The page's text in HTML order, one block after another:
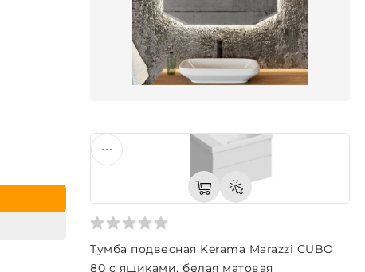
Тумба подвесная Kerama Marazzi CUBO
80 с ящиками, белая матовая